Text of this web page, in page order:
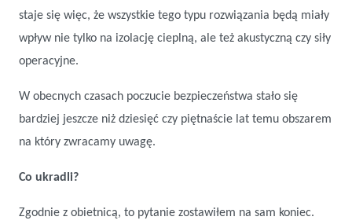
staje się więc, że wszystkie tego typu rozwiązania będą miały
wpływ nie tylko na izolację cieplną, ale też akustyczną czy siły
operacyjne.
W obecnych czasach poczucie bezpieczeństwa stało się
bardziej jeszcze niż dziesięć czy piętnaście lat temu obszarem
na który zwracamy uwagę.
Co ukradli?
Zgodnie z obietnicą, to pytanie zostawiłem na sam koniec.